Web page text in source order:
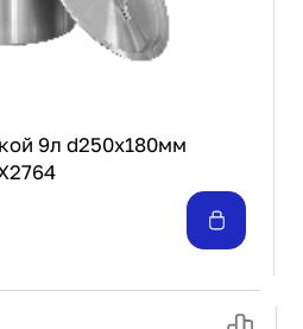
9л d250х180мм